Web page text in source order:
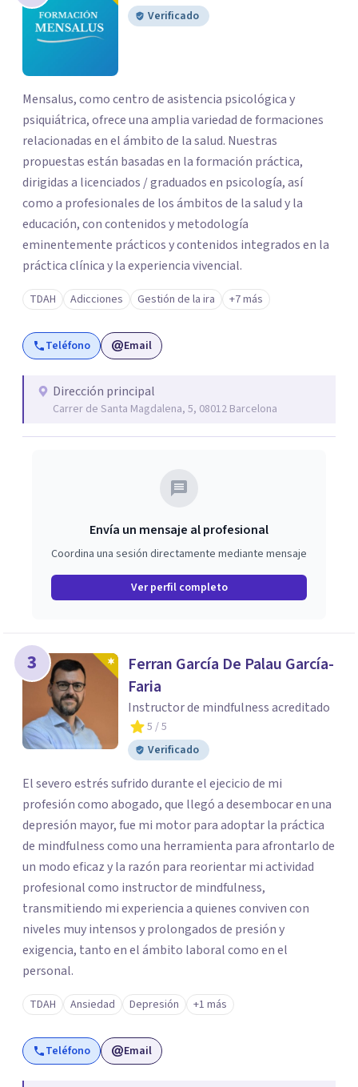
Verificado
Mensalus, como centro de asistencia psicológica y
psiquiátrica, ofrece una amplia variedad de formaciones
relacionadas en el ámbito de la salud. Nuestras
propuestas están basadas en la formación práctica,
dirigidas a licenciados / graduados en psicología, así
como a profesionales de los ámbitos de la salud y la
educación, con contenidos y metodología
eminentemente prácticos y contenidos integrados en la
práctica clínica y la experiencia vivencial.
TDAH Adicciones Gestión de la ira +7 más
Teléfono Email
Dirección principal
Carrer de Santa Magdalena, 5, 08012 Barcelona
Envía un mensaje al profesional
Coordina una sesión directamente mediante mensaje
Ver perfil completo
3
Ferran García De Palau García-
Faria
Instructor de mindfulness acreditado
5 / 5
Verificado
El severo estrés sufrido durante el ejecicio de mi
profesión como abogado, que llegó a desembocar en una
depresión mayor, fue mi motor para adoptar la práctica
de mindfulness como una herramienta para afrontarlo de
un modo eficaz y la razón para reorientar mi actividad
profesional como instructor de mindfulness,
transmitiendo mi experiencia a quienes conviven con
niveles muy intensos y prolongados de presión y
exigencia, tanto en el ámbito laboral como en el
personal.
TDAH Ansiedad Depresión +1 más
Teléfono Email